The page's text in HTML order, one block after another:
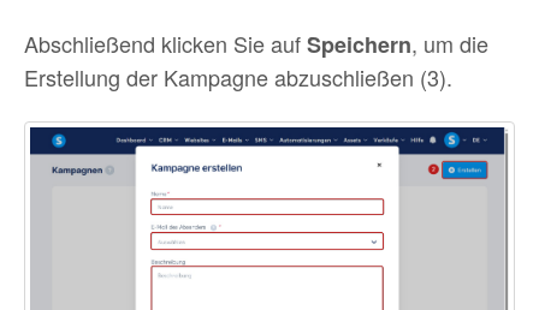
Abschließend klicken Sie aufSpeichern, um die
Erstellung der Kampagne abzuschließen (3).